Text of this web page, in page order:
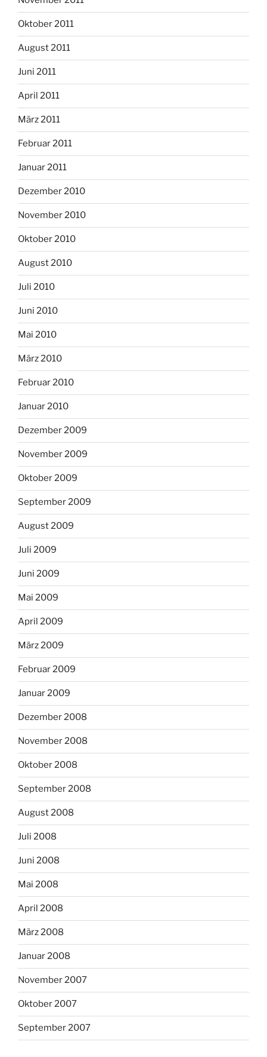
Oktober 2011
August 2011
Juni 2011
April 2011
März 2011
Februar 2011
Januar 2011
Dezember 2010
November 2010
Oktober 2010
August 2010
Juli 2010
Juni 2010
Mai 2010
März 2010
Februar 2010
Januar 2010
Dezember 2009
November 2009
Oktober 2009
September 2009
August 2009
Juli 2009
Juni 2009
Mai 2009
April 2009
März 2009
Februar 2009
Januar 2009
Dezember 2008
November 2008
Oktober 2008
September 2008
August 2008
Juli 2008
Juni 2008
Mai 2008
April 2008
März 2008
Januar 2008
November 2007
Oktober 2007
September 2007